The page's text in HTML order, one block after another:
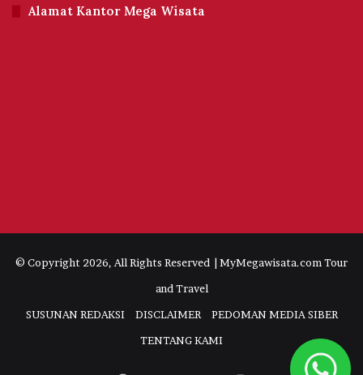
Alamat Kantor Mega Wisata
© Copyright 2026, All Rights Reserved | MyMegawisata.com Tour
and Travel
SUSUNAN REDAKSI
DISCLAIMER
PEDOMAN MEDIA SIBER
TENTANG KAMI